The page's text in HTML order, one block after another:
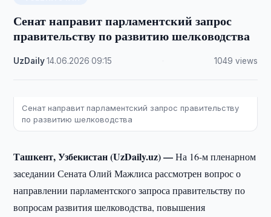
Сенат направит парламентский запрос
правительству по развитию шелководства
UzDaily·14.06.2026 ·09:15 1049 views
Сенат направит парламентский запрос правительству
по развитию шелководства
Ташкент, Узбекистан (UzDaily.uz) —На 16-м пленарном
заседании Сената Олий Мажлиса рассмотрен вопрос о
направлении парламентского запроса правительству по
вопросам развития шелководства, повышения